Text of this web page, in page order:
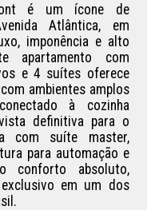
é um ícone de
Atlântica, em
imponência e alto
apartamento com
e 4 suítes oferece
ambientes amplos
à cozinha
definitiva para o
com suíte master,
para automação e
conforto absoluto,
em um dos